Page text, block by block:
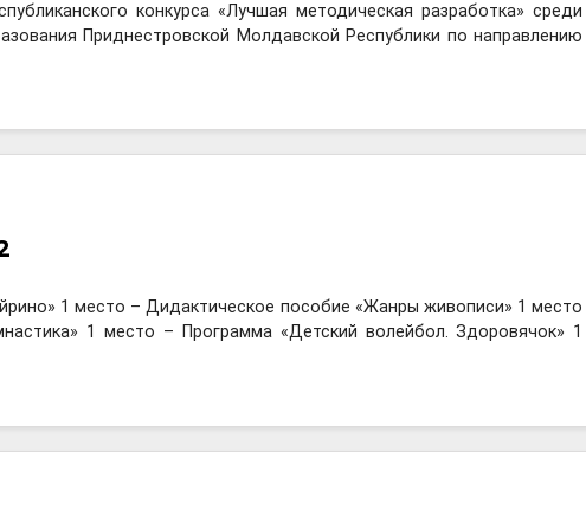
конкурса «Лучшая методическая разработка» среди
Приднестровской Молдавской Республики по направлению
1 место – Дидактическое пособие «Жанры живописи» 1 место
1 место – Программа «Детский волейбол. Здоровячок» 1